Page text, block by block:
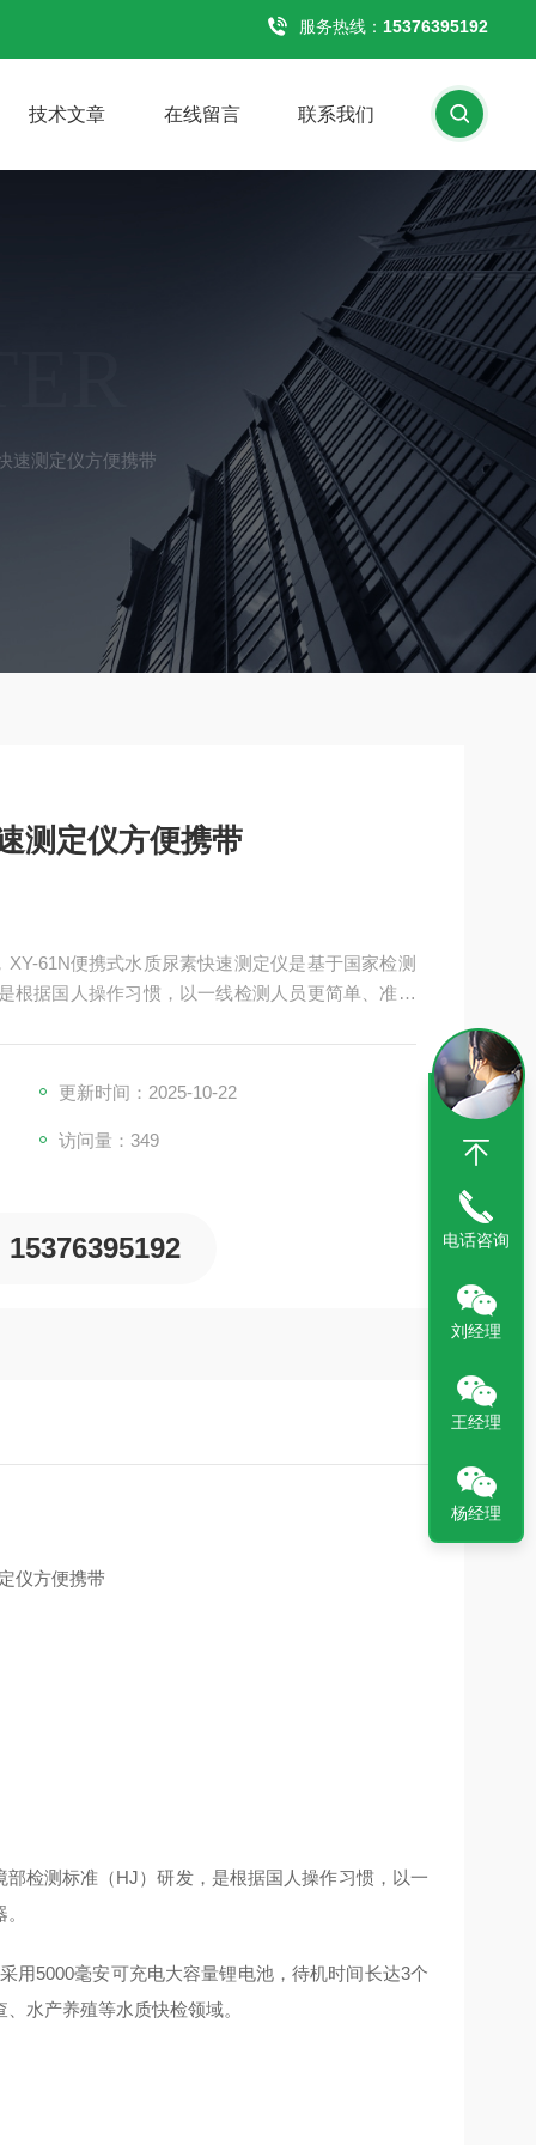
服务热线： 15376395192
技术文章 在线留言 联系我们
速测定仪方便携带
测定仪方便携带
61N便携式水质尿素快速测定仪是基于国家检测
根据国人操作习惯，以一线检测人员更简单、准确
更新时间：2025-10-22
访问量：349
15376395192
检测标准（HJ）研发，是根据国人操作习惯，以一
用5000毫安可充电大容量锂电池，待机时间长达3个
水产养殖等水质快检领域。
电话咨询
刘经理
王经理
杨经理